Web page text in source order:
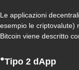
Le applicazioni
esempio le criptovalute)
Bitcoin viene descritto
●Tipo 2 dApp